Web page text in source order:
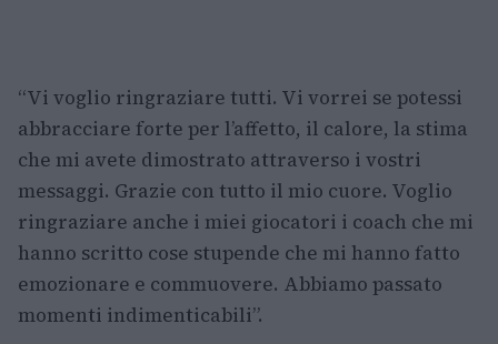
“Vi voglio ringraziare tutti. Vi vorrei se potessi
abbracciare forte per l’affetto, il calore, la stima
che mi avete dimostrato attraverso i vostri
messaggi. Grazie con tutto il mio cuore. Voglio
ringraziare anche i miei giocatori i coach che mi
hanno scritto cose stupende che mi hanno fatto
emozionare e commuovere. Abbiamo passato
momenti indimenticabili”.